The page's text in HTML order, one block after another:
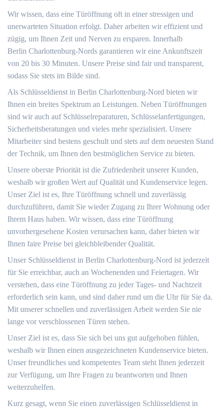
Wir wissen, dass eine Türöffnung oft in einer stressigen und
unerwarteten Situation erfolgt. Daher arbeiten wir effizient und
zügig, um Ihnen Zeit und Nerven zu ersparen. Innerhalb
Berlin Charlottenburg-Nords garantieren wir eine Ankunftszeit
von 20 bis 30 Minuten. Unsere Preise sind fair und transparent,
sodass Sie stets im Bilde sind.
Als Schlüsseldienst in Berlin Charlottenburg-Nord bieten wir
Ihnen ein breites Spektrum an Leistungen. Neben Türöffnungen
sind wir auch auf Schlüsselreparaturen, Schlüsselanfertigungen,
Sicherheitsberatungen und vieles mehr spezialisiert. Unsere
Mitarbeiter sind bestens geschult und stets auf dem neuesten Stand
der Technik, um Ihnen den bestmöglichen Service zu bieten.
Unsere oberste Priorität ist die Zufriedenheit unserer Kunden,
weshalb wir großen Wert auf Qualität und Kundenservice legen.
Unser Ziel ist es, Ihre Türöffnung schnell und zuverlässig
durchzuführen, damit Sie wieder Zugang zu Ihrer Wohnung oder
Ihrem Haus haben. Wir wissen, dass eine Türöffnung
unvorhergesehene Kosten verursachen kann, daher bieten wir
Ihnen faire Preise bei gleichbleibender Qualität.
Unser Schlüsseldienst in Berlin Charlottenburg-Nord ist jederzeit
für Sie erreichbar, auch an Wochenenden und Feiertagen. Wir
verstehen, dass eine Türöffnung zu jeder Tages- und Nachtzeit
erforderlich sein kann, und sind daher rund um die Uhr für Sie da.
Mit unserer schnellen und zuverlässigen Arbeit werden Sie nie
lange vor verschlossenen Türen stehen.
Unser Ziel ist es, dass Sie sich bei uns gut aufgehoben fühlen,
weshalb wir Ihnen einen ausgezeichneten Kundenservice bieten.
Unser freundliches und kompetentes Team steht Ihnen jederzeit
zur Verfügung, um Ihre Fragen zu beantworten und Ihnen
weiterzuhelfen.
Kurz gesagt, wenn Sie einen zuverlässigen Schlüsseldienst in